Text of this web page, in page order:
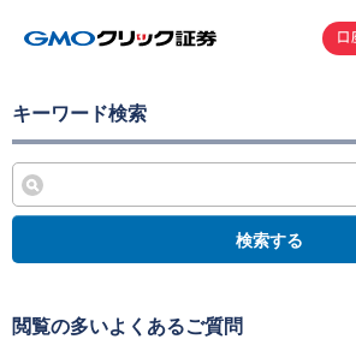
口
キーワード検索
検索する
閲覧の多いよくあるご質問